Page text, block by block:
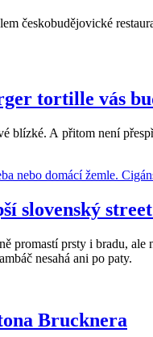
českobudějovické
tortille vás
blízké. A přitom není
slovenský
promastí prsty i bradu,
nesahá ani po paty.
Brucknera